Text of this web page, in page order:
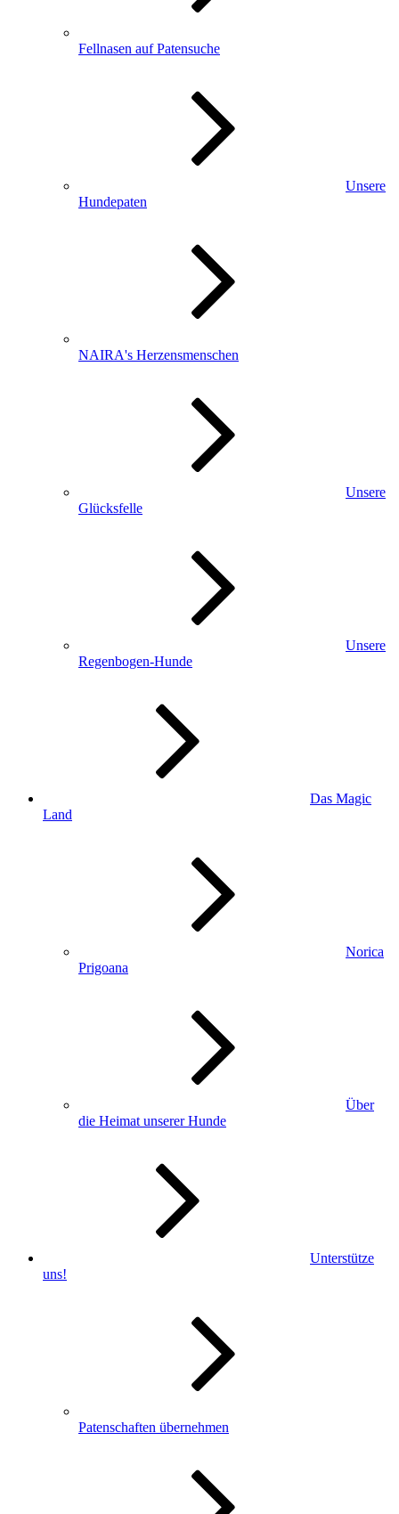
Fellnasen auf Patensuche
Unsere
Hundepaten
NAIRA's Herzensmenschen
Unsere
Glücksfelle
Unsere
Regenbogen-Hunde
Das Magic
Land
Norica
Prigoana
Über
die Heimat unserer Hunde
Unterstütze
uns!
Patenschaften übernehmen